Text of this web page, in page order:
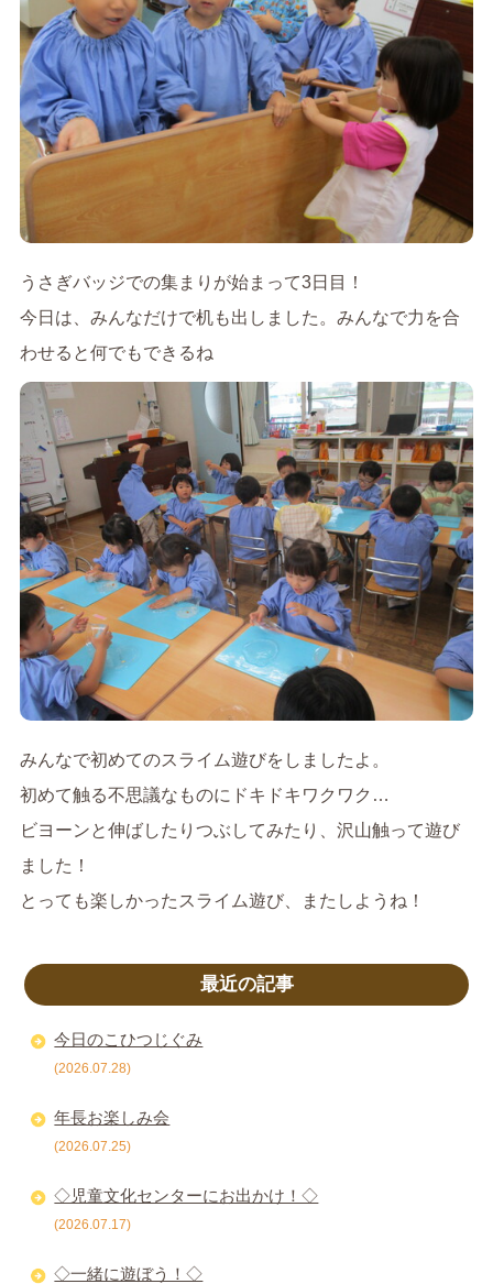
うさぎバッジでの集まりが始まって3日目！
今日は、みんなだけで机も出しました。みんなで力を合
わせると何でもできるね
みんなで初めてのスライム遊びをしましたよ。
初めて触る不思議なものにドキドキワクワク…
ビヨーンと伸ばしたりつぶしてみたり、沢山触って遊び
ました！
とっても楽しかったスライム遊び、またしようね！
最近の記事
今日のこひつじぐみ
(2026.07.28)
年長お楽しみ会
(2026.07.25)
◇児童文化センターにお出かけ！◇
(2026.07.17)
◇一緒に遊ぼう！◇